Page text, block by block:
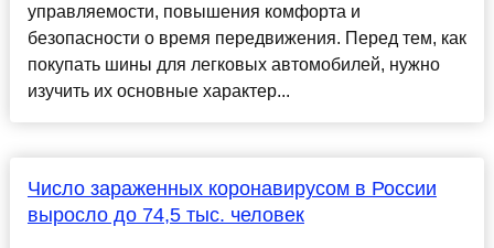
управляемости, повышения комфорта и
безопасности о время передвижения. Перед тем, как
покупать шины для легковых автомобилей, нужно
изучить их основные характер...
Число зараженных коронавирусом в России
выросло до 74,5 тыс. человек